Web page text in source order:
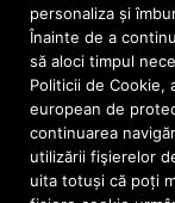
LIBRĂRII
» Librăria
» Nemi
personaliza și
Înainte de a
să aloci timpul
Politicii de Cookie,
european de
continuarea
utilizării fişierelor
uita totuși că poți